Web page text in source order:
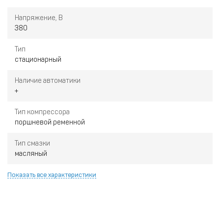
Напряжение, В
380
Тип
стационарный
Наличие автоматики
+
Тип компрессора
поршневой ременной
Тип смазки
масляный
Показать все характеристики